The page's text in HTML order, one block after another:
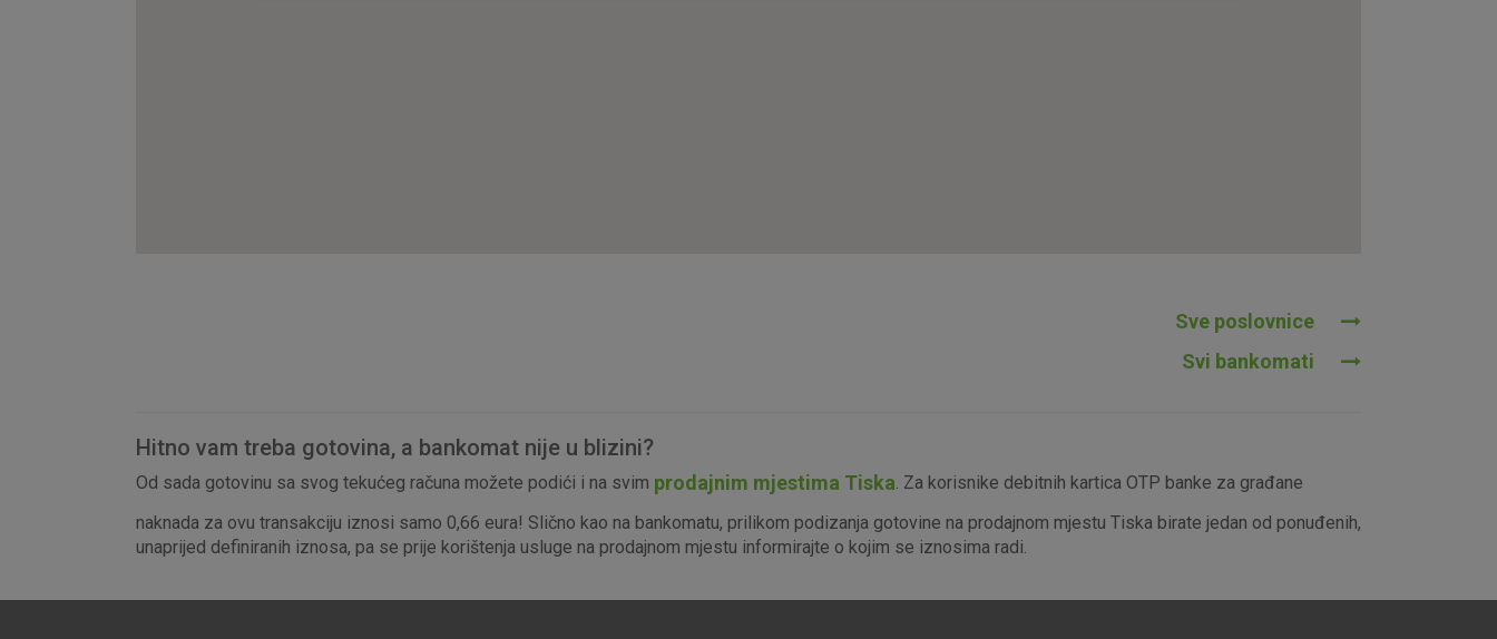
Sve poslovnice
Svi bankomati
Hitno vam treba gotovina, a bankomat nije u blizini?
Od sada gotovinu sa svog tekućeg računa možete podići i na svim prodajnim mjestima Tiska. Za korisnike debitnih kartica OTP banke za građane
naknada za ovu transakciju iznosi samo 0,66 eura! Slično kao na bankomatu, prilikom podizanja gotovine na prodajnom mjestu Tiska birate jedan od ponuđenih,
unaprijed definiranih iznosa, pa se prije korištenja usluge na prodajnom mjestu informirajte o kojim se iznosima radi.
Marketinški